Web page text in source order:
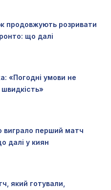
продовжують розривати
що далі
«Погодні умови не
виграло перший матч
далі у киян
який готували,